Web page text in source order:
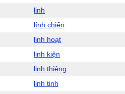
linh
lính chiến
linh hoạt
linh kiện
linh thiêng
linh tinh